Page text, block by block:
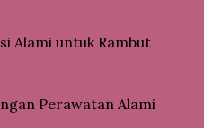
Alami untuk Rambut
Perawatan Alami